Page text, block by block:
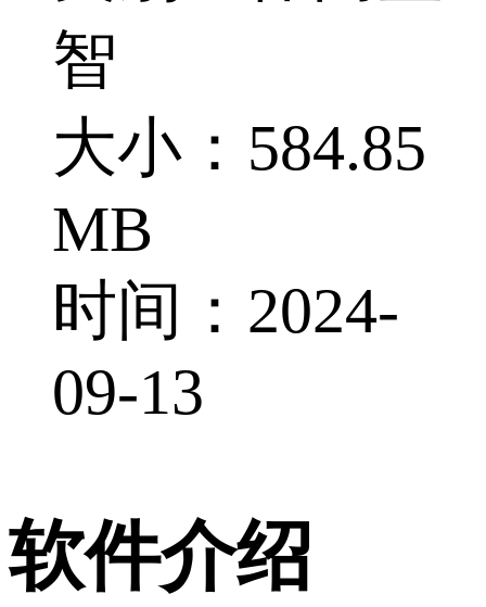
智
大小：584.85
MB
时间：2024-
09-13
软件介绍